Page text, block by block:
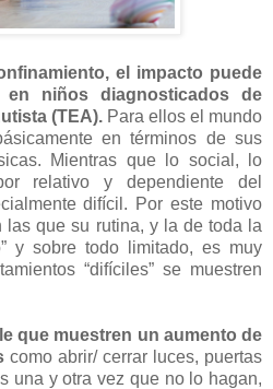
el impacto puede
en niños diagnosticados de
(TEA). Para ellos el mundo
en términos de sus
Mientras que lo social, lo
relativo y dependiente del
difícil. Por este motivo
las que su rutina, y la de toda la
y sobre todo limitado, es muy
“difíciles” se muestren
que muestren un aumento de
como abrir/ cerrar luces, puertas
una y otra vez que no lo hagan,